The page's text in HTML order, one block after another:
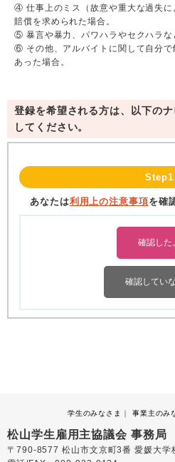
④ 仕事上のミス（故意や重大な過失
賠償を求められた場合。
⑤ 暴言や暴力、パワハラやセクハラな
⑥ その他、アルバイトに関して自分
あった場合。
登録を希望される方は、以下の
してください。
Step1
あなたは利用上の注意事項を確
学生のみなさま 事業主のみ
松山学生雇用主協議会 事務局
〒790-8577 松山市文京町3番 愛媛大学